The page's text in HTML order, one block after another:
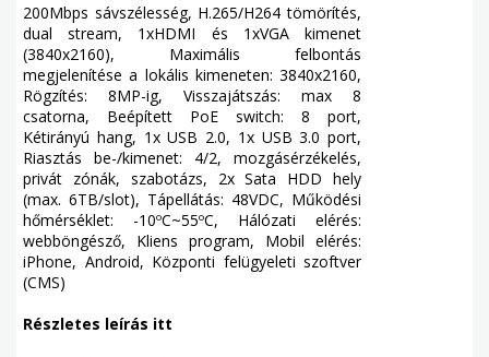
200Mbps sávszélesség, H.265/H264 tömörítés,
dual stream, 1xHDMI és 1xVGA kimenet
(3840x2160), Maximális felbontás
megjelenítése a lokális kimeneten: 3840x2160,
Rögzítés: 8MP-ig, Visszajátszás: max 8
csatorna, Beépített PoE switch: 8 port,
Kétirányú hang, 1x USB 2.0, 1x USB 3.0 port,
Riasztás be-/kimenet: 4/2, mozgásérzékelés,
privát zónák, szabotázs, 2x Sata HDD hely
(max. 6TB/slot), Tápellátás: 48VDC, Működési
hőmérséklet: -10ºC~55ºC, Hálózati elérés:
webböngésző, Kliens program, Mobil elérés:
iPhone, Android, Központi felügyeleti szoftver
(CMS)
Részletes leírás itt